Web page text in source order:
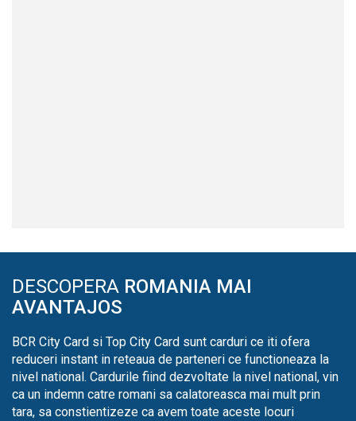
DESCOPERA ROMANIA MAI
AVANTAJOS
BCR City Card si Top City Card sunt carduri ce iti ofera
reduceri instant in reteaua de parteneri ce functioneaza la
nivel national. Cardurile fiind dezvoltate la nivel national, vin
ca un indemn catre romani sa calatoreasca mai mult prin
tara, sa constientizeze ca avem toate aceste locuri